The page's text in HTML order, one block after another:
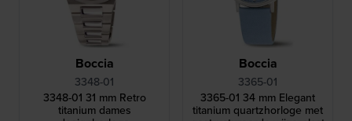
Boccia
3348-01
3348-01 31 mm Retro
titanium dames
Boccia
3365-01
3365-01 34 mm Elegant
titanium quartzhorloge met